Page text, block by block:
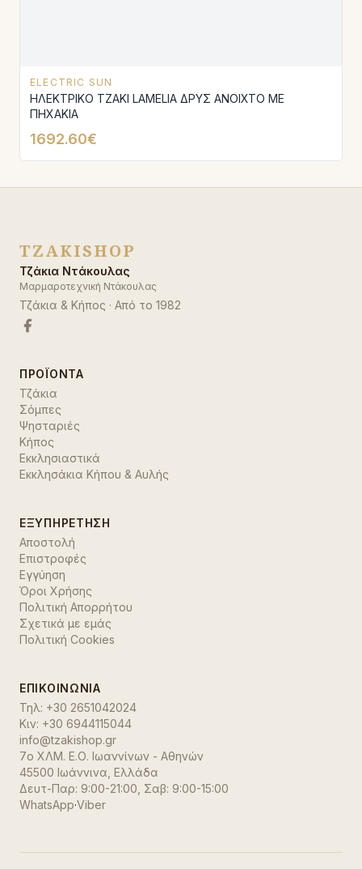
ELECTRIC SUN
ΗΛΕΚΤΡΙΚΟ ΤΖΑΚΙ LAMELIA ΔΡΥΣ ΑΝΟΙΧΤΟ ΜΕ
ΠΗΧΑΚΙΑ
1692.60€
TZAKISHOP
Τζάκια Ντάκουλας
Μαρμαροτεχνική Ντάκουλας
Τζάκια & Κήπος · Από το 1982
ΠΡΟΪΌΝΤΑ
Τζάκια
Σόμπες
Ψησταριές
Κήπος
Εκκλησιαστικά
Εκκλησάκια Κήπου & Αυλής
ΕΞΥΠΗΡΈΤΗΣΗ
Αποστολή
Επιστροφές
Εγγύηση
Όροι Χρήσης
Πολιτική Απορρήτου
Σχετικά με εμάς
Πολιτική Cookies
ΕΠΙΚΟΙΝΩΝΊΑ
Τηλ: +30 2651042024
Κιν: +30 6944115044
info@tzakishop.gr
7ο ΧΛΜ. Ε.Ο. Ιωαννίνων - Αθηνών
45500 Ιωάννινα Ελλάδα
Δευτ-Παρ: 9:00-21:00, Σαβ: 9:00-15:00
WhatsApp·Viber